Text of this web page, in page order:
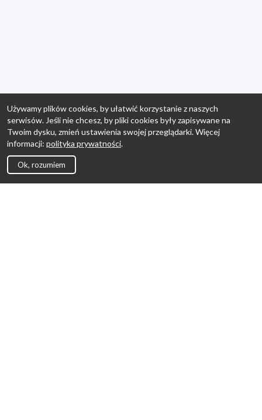
Używamy plików cookies, by ułatwić korzystanie z naszych
serwisów. Jeśli nie chcesz, by pliki cookies były zapisywane na
Twoim dysku, zmień ustawienia swojej przeglądarki. Więcej
informacji: polityka prywatności.
Ok, rozumiem